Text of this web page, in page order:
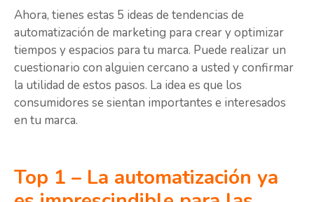
Ahora, tienes estas 5 ideas de tendencias de
automatización de marketing para crear y optimizar
tiempos y espacios para tu marca. Puede realizar un
cuestionario con alguien cercano a usted y confirmar
la utilidad de estos pasos. La idea es que los
consumidores se sientan importantes e interesados ​​
en tu marca.
Top 1 – La automatización ya